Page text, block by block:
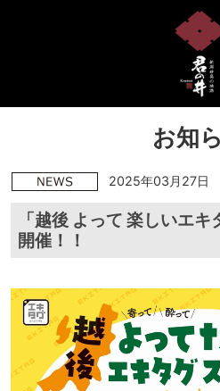
お知
2025年03月27日
「越後 よって 楽しいエキ
開催！！